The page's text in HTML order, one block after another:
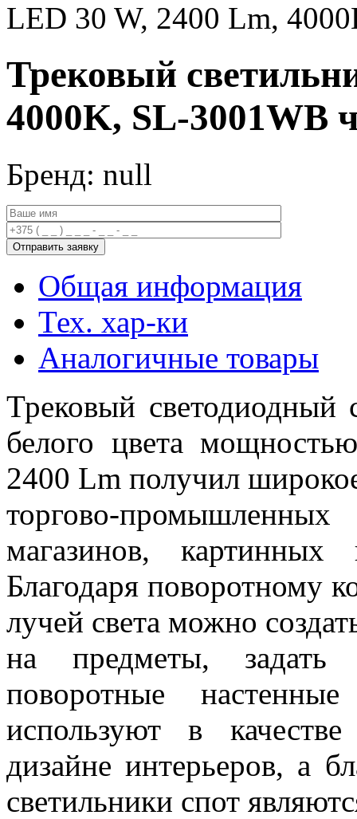
LED 30 W, 2400 Lm,
Трековый
4000K, SL-3001WB
Бренд: null
Общая информация
Тех. хар-ки
Аналогичные товары
Трековый светодиодный
белого цвета
2400 Lm получил
торгово-
магазинов, картинных
Благодаря поворотному
лучей света можно
на предметы,
поворотные
используют в
дизайне интерьеров, а
светильники спот